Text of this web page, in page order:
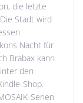
die letzte
Stadt wird
Nacht für
Brabax kann
den
Shop.
Serien